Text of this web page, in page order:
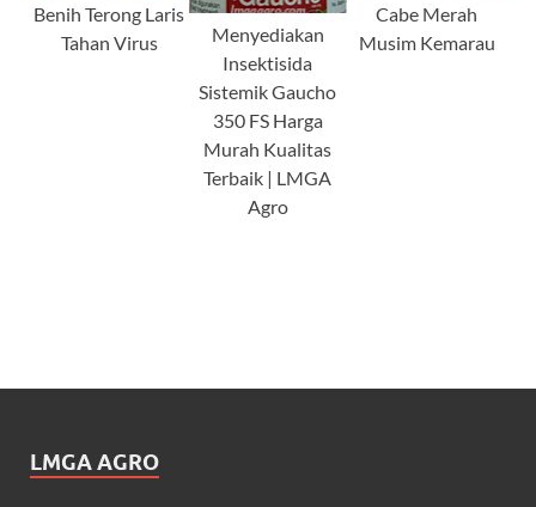
Benih Terong Laris
Tahan Virus
Menyediakan
Insektisida
Sistemik Gaucho
350 FS Harga
Murah Kualitas
Terbaik | LMGA
Agro
Cabe Merah
Musim Kemarau
LMGA AGRO